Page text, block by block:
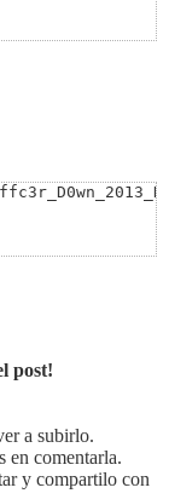
post!
a subirlo.
en comentarla.
y compartilo con